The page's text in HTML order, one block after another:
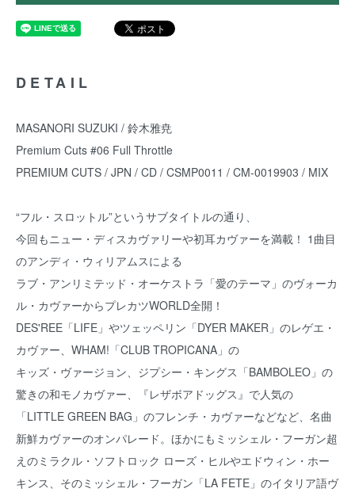
DETAIL
MASANORI SUZUKI / 鈴木雅尭
Premium Cuts #06 Full Throttle
PREMIUM CUTS / JPN / CD / CSMP0011 / CM-0019903 / MIX
“フル・スロットル”というサブタイトルの通り、
今回もニュー・ディスカヴァリーや初耳カヴァーを満載！ 1曲目
のアンディ・ウィリアムスによる
ラブ・アンリミテッド・オーケストラ「愛のテーマ」のヴォーカ
ル・カヴァーからプレカツWORLD全開！
DES'REE「LIFE」やツェッペリン「DYER MAKER」のレゲエ・
カヴァー、WHAM!「CLUB TROPICANA」の
キッズ・ヴァージョン、ジプシー・キングス「BAMBOLEO」の
驚きの和モノカヴァー、『レザボアドッグス』で人気の
「LITTLE GREEN BAG」のフレンチ・カヴァーなどなど、名曲
新鮮カヴァーのオンパレード。ほかにもミッシェル・フーガン超
えのミラクル・ソフトロック ローズ・ヒルやエドウィン・ホー
キンス、そのミッシェル・フーガン「LA FETE」のイタリア語ヴ